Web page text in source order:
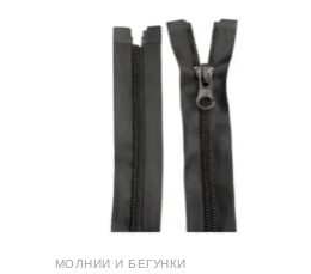
МОЛНИИ И БЕГУНКИ